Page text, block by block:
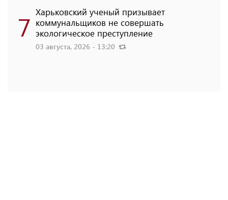
7 Харьковский ученый призывает
коммунальщиков не совершать
экологическое преступление
03 августа, 2026 - 13:20